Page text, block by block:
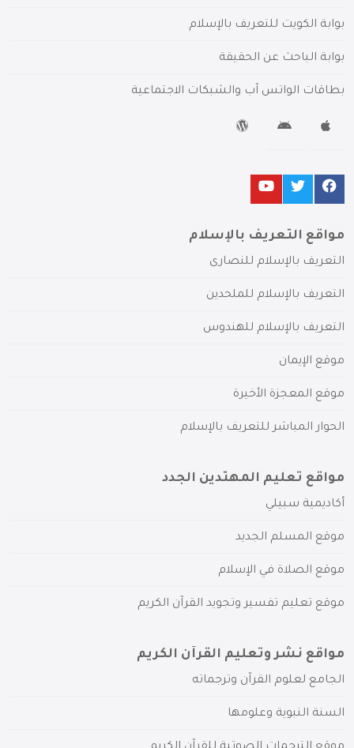
بوابة الكويت للتعريف بالإسلام
بوابة الباحث عن الحقيقة
بطاقات الواتس آب والشبكات الاجتماعية
مواقع التعريف بالإسلام
التعريف بالإسلام للنصارى
التعريف بالإسلام للملحدين
التعريف بالإسلام للهندوس
موقع الإيمان
موقع المعجزة الأخيرة
الحوار المباشر للتعريف بالإسلام
مواقع تعليم المهتدين الجدد
أكاديمية سبيلي
موقع المسلم الجديد
موقع الصلاة في الإسلام
موقع تعليم تفسير وتجويد القرآن الكريم
مواقع نشر وتعليم القرآن الكريم
الجامع لعلوم القرآن وترجماته
السنة النبوية وعلومها